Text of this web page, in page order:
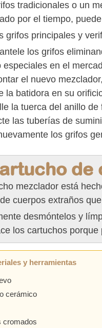
tradicionales o un
por el tiempo,
grifos principales y
los grifos
especiales en el
el nuevo
la batidora en su
la tuerca del anillo
las tuberías de
los grifos
de
mezclador está
cuerpos extraños
desmóntelos y
los cartuchos
y herramientas
cerámico
cromados